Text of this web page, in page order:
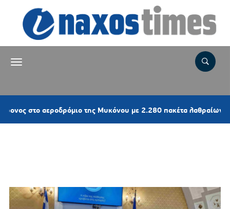
αεροδρόμιο της Μυκόνου με 2.280 πακέτα λαθραίων τσιγάρων